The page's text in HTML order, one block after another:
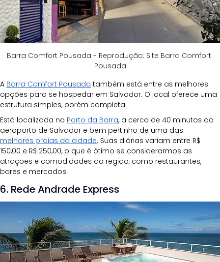
Barra Comfort Pousada - Reprodução: Site Barra Comfort
Pousada
A Barra Comfort Pousada também está entre as melhores
opções para se hospedar em Salvador. O local oferece uma
estrutura simples, porém completa.
Está localizada no Porto da Barra, a cerca de 40 minutos do
aeroporto de Salvador e bem pertinho de uma das
melhores praias da cidade. Suas diárias variam entre R$
150,00 e R$ 250,00, o que é ótimo se considerarmos as
atrações e comodidades da região, como restaurantes,
bares e mercados.
6. Rede Andrade Express